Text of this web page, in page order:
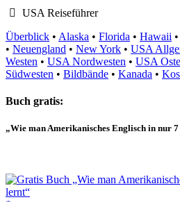
USA Reiseführer
Überblick • Alaska • Florida • Hawaii •
• Neuengland • New York • USA
Westen • USA Nordwesten • USA
Südwesten • Bildbände • Kanada •
Buch gratis:
„Wie man Amerikanisches Englisch in nur